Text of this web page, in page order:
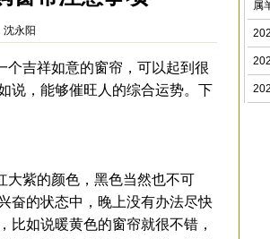
永阳
吉祥如意的窗帘，可以起到很
说，能够催旺人的综合运势。下
紫的颜色，黑色当然也不可
奋的状态中，晚上没有办法尽快
比如说暖黄色的窗帘就很不错，
属